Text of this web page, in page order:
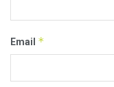
Email *